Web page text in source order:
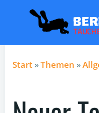
Start »Themen »